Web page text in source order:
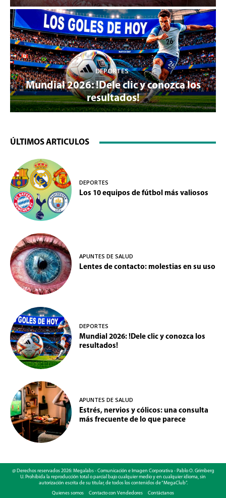
DEPORTES
Mundial 2026: !Dele clic y conozca los
resultados!
ÚLTIMOS ARTICULOS
DEPORTES
Los 10 equipos de fútbol más valiosos
APUNTES DE SALUD
Lentes de contacto: molestias en su uso
DEPORTES
Mundial 2026: !Dele clic y conozca los
resultados!
APUNTES DE SALUD
Estrés, nervios y cólicos: una consulta
más frecuente de lo que parece
@ Derechos reservados 2026: Megalabs - Comunicación e Imagen Corporativa - Pablo O. Grimberg
U. Prohibida la reproducción total o parcial bajo cualquier medio y en cualquier idioma, sin
autorización escrita de su titular, de todos los contenidos de “MegaClub”.
Quienes somos
Contacto con Vendedores Contáctanos